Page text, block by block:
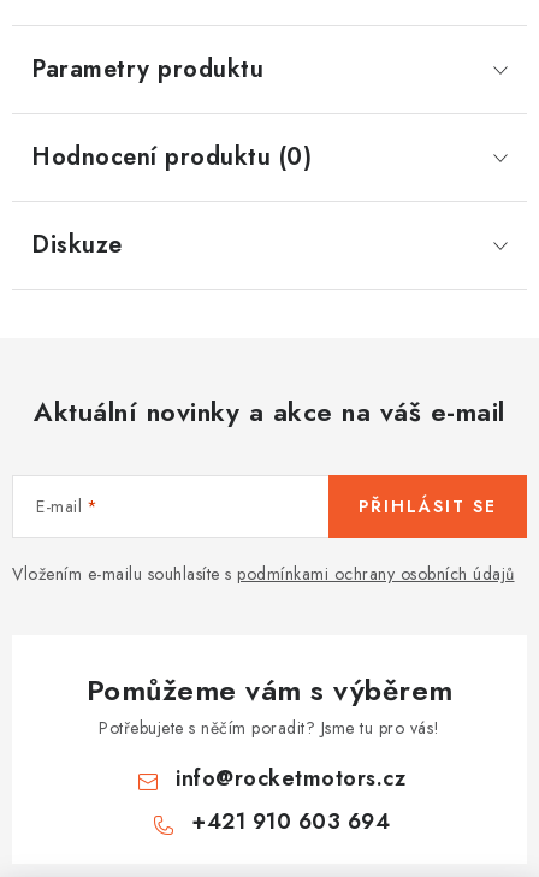
Parametry produktu
Hodnocení produktu (0)
Diskuze
Aktuální novinky a akce na váš e-mail
E-mail
Vložením e-mailu souhlasíte s podmínkami ochrany osobních údajů
PŘIHLÁSIT SE
Pomůžeme vám s výběrem
Potřebujete s něčím poradit? Jsme tu pro vás!
info@rocketmotors.cz
+421 910 603 694